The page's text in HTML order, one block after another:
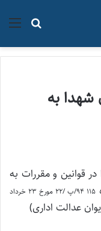
جستجو
شهدا به
قوانین و مقررات به
115 94/پ /22 مورخ 23 خرداد
عدالت اداری)